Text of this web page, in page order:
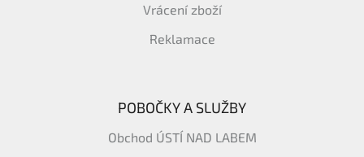
Vrácení zboží
Reklamace
POBOČKY A SLUŽBY
Obchod ÚSTÍ NAD LABEM